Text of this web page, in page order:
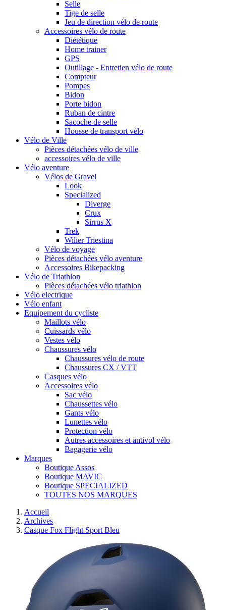
Selle
Tige de selle
Jeu de direction vélo de route
Accessoires vélo de route
Diététique
Home trainer
GPS
Outillage - Entretien vélo de route
Compteur
Pompes
Bidon
Porte bidon
Ruban de cintre
Sacoche de selle
Housse de transport vélo
Vélo de Ville
Pièces détachées vélo de ville
accessoires vélo de ville
Vélo aventure
Vélos de Gravel
Look
Specialized
Diverge
Crux
Sirrus X
Trek
Wilier Triestina
Vélo de voyage
Pièces détachées vélo aventure
Accessoires Bikepacking
Vélo de Triathlon
Pièces détachées vélo triathlon
Vélo electrique
Vélo enfant
Equipement du cycliste
Maillots vélo
Cuissards vélo
Vestes vélo
Chaussures vélo
Chaussures vélo de route
Chaussures CX / VTT
Casques vélo
Accessoires vélo
Sac vélo
Chaussettes vélo
Gants vélo
Lunettes vélo
Protection vélo
Autres accessoires et antivol vélo
Bagagerie vélo
Marques
Boutique Assos
Boutique MAVIC
Boutique SPECIALIZED
TOUTES NOS MARQUES
Accueil
Archives
Casque Fox Flight Sport Bleu